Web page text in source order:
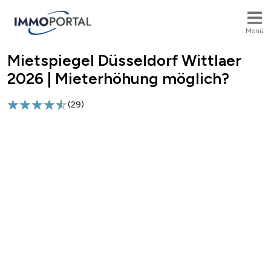
Menü
Breadcrumb
Mietspiegel Düsseldorf Wittlaer
2026 | Mieterhöhung möglich?
(29)